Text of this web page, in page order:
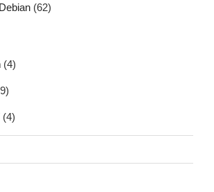
(62)
(4)
(4)